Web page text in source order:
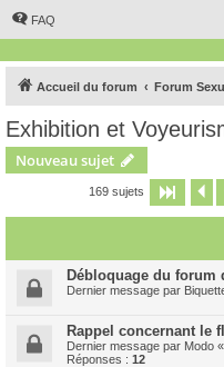
FAQ
Accueil du forum Forum
Exhibition et
Nouveau sujet
169 sujets Page
Débloquage du forum
Dernier message par
Rappel concernant le
Dernier message par Modo «
Réponses : 12